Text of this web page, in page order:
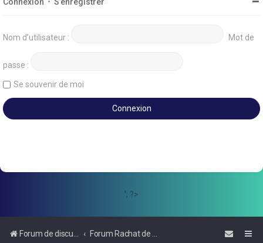
Nom d’utilisateur : Mot de
passe :
Se souvenir de moi
'; ?>
Forum de discussions sur le Regroupement de Crédits et le Rachat de Crédits